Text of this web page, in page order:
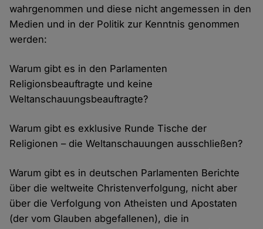
wahrgenommen und diese nicht angemessen in den
Medien und in der Politik zur Kenntnis genommen
werden:
Warum gibt es in den Parlamenten
Religionsbeauftragte und keine
Weltanschauungsbeauftragte?
Warum gibt es exklusive Runde Tische der
Religionen – die Weltanschauungen ausschließen?
Warum gibt es in deutschen Parlamenten Berichte
über die weltweite Christenverfolgung, nicht aber
über die Verfolgung von Atheisten und Apostaten
(der vom Glauben abgefallenen), die in